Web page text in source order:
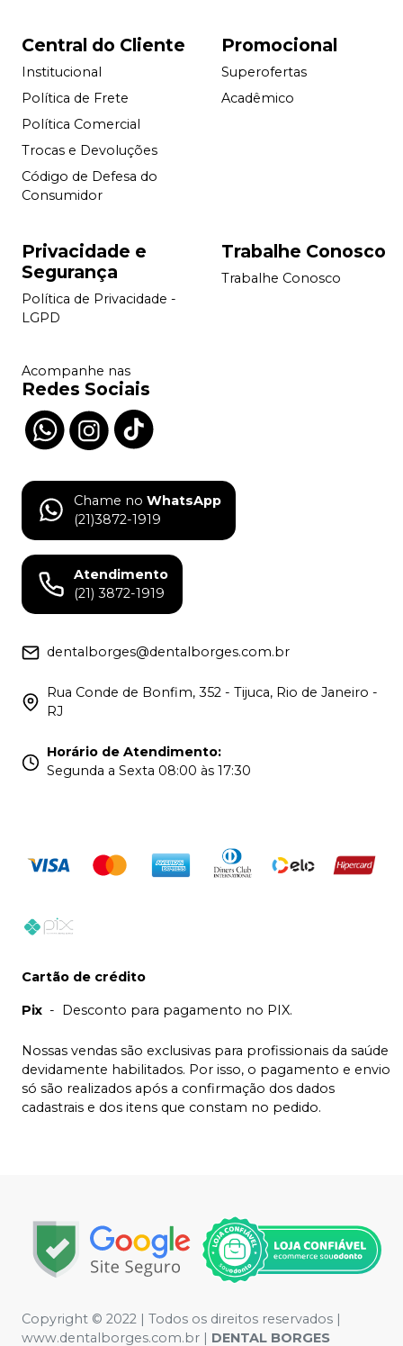
Central do Cliente
Institucional
Política de Frete
Política Comercial
Trocas e Devoluções
Código de Defesa do
Consumidor
Promocional
Superofertas
Acadêmico
Privacidade e
Segurança
Política de Privacidade -
LGPD
Trabalhe Conosco
Trabalhe Conosco
Acompanhe nas
Redes Sociais
Chame no WhatsApp
(21)3872-1919
Atendimento
(21) 3872-1919
dentalborges@dentalborges.com.br
Rua Conde de Bonfim, 352 - Tijuca, Rio de Janeiro -
RJ
Horário de Atendimento:
Segunda a Sexta 08:00 às 17:30
Cartão de crédito
Pix - Desconto para pagamento no PIX.
Nossas vendas são exclusivas para profissionais da saúde
devidamente habilitados. Por isso, o pagamento e envio
só são realizados após a confirmação dos dados
cadastrais e dos itens que constam no pedido.
Copyright © 2022 | Todos os direitos reservados |
www.dentalborges.com.br | DENTAL BORGES